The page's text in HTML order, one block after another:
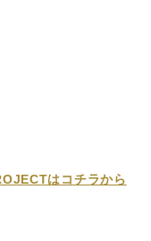
はコチラから